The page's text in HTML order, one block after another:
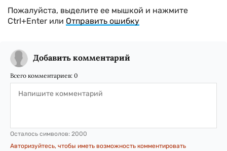
Пожалуйста, выделите ее мышкой и нажмите
Ctrl+Enter или Отправить ошибку
Добавить комментарий
Всего комментариев: 0
Осталось символов: 2000
Авторизуйтесь, чтобы иметь возможность комментировать